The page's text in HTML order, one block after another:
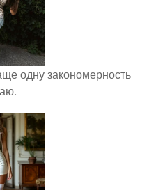
одну закономерность